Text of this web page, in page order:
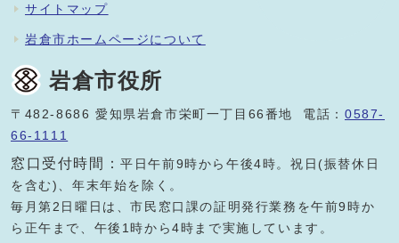
サイトマップ
岩倉市ホームページについて
岩倉市役所
〒482-8686 愛知県岩倉市栄町一丁目66番地 電話：0587-
66-1111
窓口受付時間：平日午前9時から午後4時。祝日(振替休日
を含む)、年末年始を除く。
毎月第2日曜日は、市民窓口課の証明発行業務を午前9時か
ら正午まで、午後1時から4時まで実施しています。